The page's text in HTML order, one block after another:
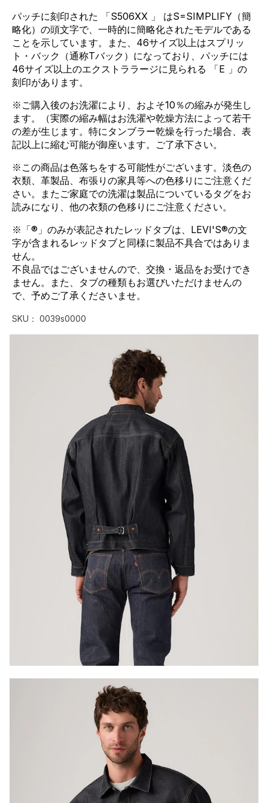
パッチに刻印された
「S506XX 」
はS=SIMPLIFY（簡
略化）の頭文字で、一時的に簡略化されたモデルである
ことを示しています。また、46サイズ以上はスプリッ
ト・バック（通称Tバック）になっており、パッチには
46サイズ以上のエクストララージに見られる
「E 」の
刻印があります。
※ご購入後のお洗濯により、およそ10％の縮みが発生し
ます。（実際の縮み幅はお洗濯や乾燥方法によって若干
の差が生じます。特にタンブラー乾燥を行った場合、表
記以上に縮む可能が御座います。ご了承下さい。
※この商品は色落ちをする可能性がございます。淡色の
衣類、革製品、布張りの家具等への色移りにご注意くだ
さい。またご家庭での洗濯は製品についているタグをお
読みになり、他の衣類の色移りにご注意ください。
※「®」のみが表記されたレッドタブは、LEVI'S®の文
字が含まれるレッドタブと同様に製品不具合ではありま
せん。
不良品ではございませんので、交換・返品をお受けでき
ません。また、タブの種類もお選びいただけませんの
で、予めご了承くださいませ。
SKU： 0039s0000